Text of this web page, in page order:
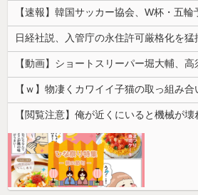
【動画】ショートスリーパー堀大輔、
【ｗ】物凄くカワイイ子猫の取っ組み合
【閲覧注意】俺が近くにいると機械が壊